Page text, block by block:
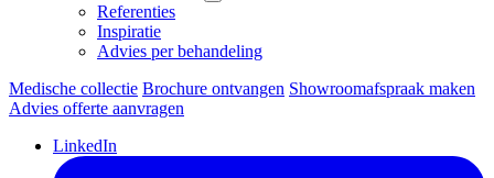
Referenties
Inspiratie
Advies per behandeling
Medische collectie Brochure ontvangen Showroomafspraak maken
Advies offerte aanvragen
LinkedIn